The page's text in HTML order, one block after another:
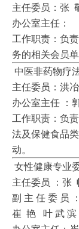
主任委员：张
办公室主任：
工作职责：负
务的相关会员单
中医非药物疗
主任委员：洪
办公室主任 ：
工作职责：负
法及保健食品
动。
女性健康专业
主任委员 ：张
副 主 任 委
崔 艳 叶 武